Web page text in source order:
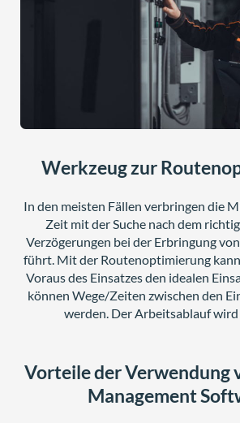
Werkzeug zur
In den meisten Fällen verbringen die
Zeit mit der Suche nach dem
Verzögerungen bei der Erbringung
führt. Mit der Routenoptimierung
Voraus des Einsatzes den idealen
können Wege/Zeiten zwischen den
werden. Der Arbeitsablauf wird
Vorteile der Verwendung
Management